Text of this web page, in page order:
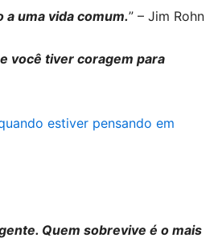
uma vida comum.” – Jim Rohn
você tiver coragem para
Quem sobrevive é o mais